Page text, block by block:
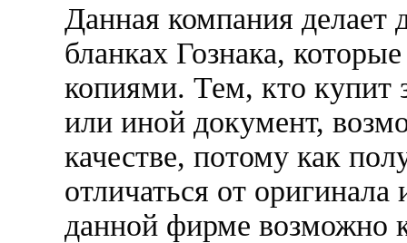
Данная компания
бланках Гознака,
копиями. Тем, кто купит
или иной документ,
качестве, потому как
отличаться от
данной фирме возможно